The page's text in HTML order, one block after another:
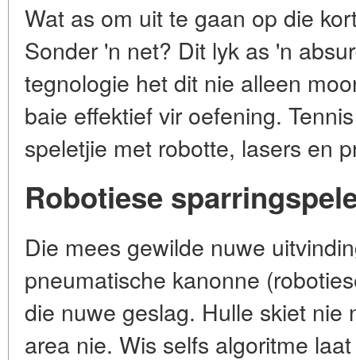
Wat as om uit te gaan op die
Sonder 'n net? Dit lyk as 'n
tegnologie het dit nie alleen
baie effektief vir oefening.
speletjie met robotte, lasers en
Robotiese
Die mees gewilde nuwe
pneumatische kanonne
die nuwe geslag. Hulle skiet nie
area nie. Wis selfs algoritme